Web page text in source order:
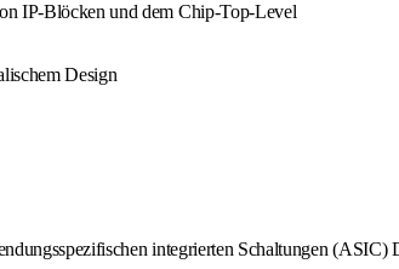
IP-Blöcken und dem Chip-Top-Level
Design
integrierten Schaltungen